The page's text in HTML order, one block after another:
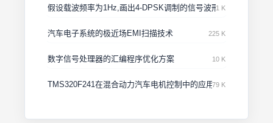
假设载波频率为1Hz,画出4-DPSK调制的信号波形1 K
汽车电子系统的极近场EMI扫描技术 225 K
数字信号处理器的汇编程序优化方案 10 K
TMS320F241在混合动力汽车电机控制中的应用79 K